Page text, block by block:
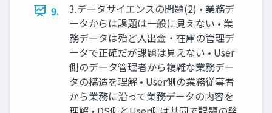
9.
3.データサイエンスの問題(2) • 業務デ
ータからは課題は一般に見えない • 業
務データは殆ど入出金・在庫の管理デ
ータで正確だが課題は見えない • User
側のデータ管理者から複雑な業務デー
タの構造を理解 • User側の業務従事者
から業務に沿って業務データの内容を